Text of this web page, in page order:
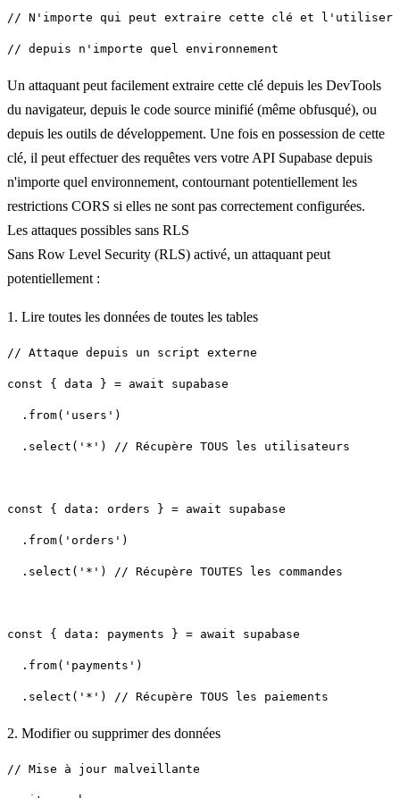
Un attaquant peut facilement extraire cette clé depuis les DevTools
du navigateur, depuis le code source minifié (même obfusqué), ou
depuis les outils de développement. Une fois en possession de cette
clé, il peut effectuer des requêtes vers votre API Supabase depuis
n'importe quel environnement, contournant potentiellement les
restrictions CORS si elles ne sont pas correctement configurées.
Les attaques possibles sans RLS
Sans Row Level Security (RLS) activé, un attaquant peut
potentiellement :
1. Lire toutes les données de toutes les tables
  .select('*') // Récupère TOUS les utilisateurs
  .select('*') // Récupère TOUTES les commandes
2. Modifier ou supprimer des données